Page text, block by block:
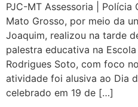
PJC-MT Assessoria |
Mato Grosso, por meio da
Joaquim, realizou na tarde
palestra educativa na
Rodrigues Soto, com foco
atividade foi alusiva ao Dia
celebrado em 19 de […]